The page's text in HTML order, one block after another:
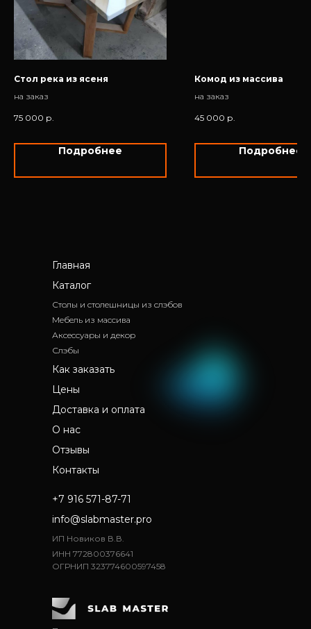
Стол река из ясеня
на заказ
75 000 р.
Подробнее
Комод из массива
на заказ
45 000 р.
Подробнее
Главная
О нас
Отзывы
Каталог
Как заказать
Столы и столешницы из слэбов
Мебель из массива
Слэбы
Аксессуары и декор
+7 916 571-87-71
info@slabmaster.pro
Контакты
Доставка и оплата
Цены
ИНН 772800376641
ОГРНИП 323774600597458
ИП Новиков В.В.